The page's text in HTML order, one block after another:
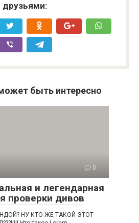
друзьями:
быть интересно
0
и легендарная
проверки дивов
НУ КТО ЖЕ ТАКОЙ ЭТОТ